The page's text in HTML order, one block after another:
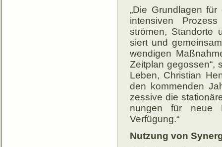
„Die Grundlagen
inten­si­ven
strömen, Stand­orte
siert und
wen­digen
Zeit­plan ge­gos­sen“,
Le­ben, Chris­tian
den kom­men­den
zes­si­ve die
nungen für neue
Verfügung.“
Nutzung von